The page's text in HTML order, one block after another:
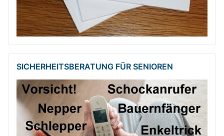
SICHERHEITSBE­RATUNG FÜR SENIOREN